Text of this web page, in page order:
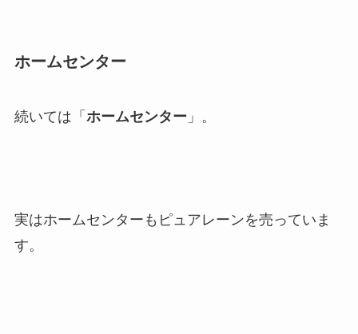
ホームセンター
続いては「 ホームセンター 」。
実はホームセンターもピュアレーンを売っていま
す。